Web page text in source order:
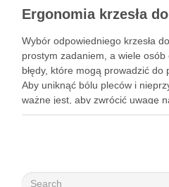
Wybór odpowiedniego krzesła
prostym zadaniem, a wiele osób
błędy, które mogą prowadzić do
Aby uniknąć bólu pleców i
ważne jest, aby zwrócić uwagę
takie jak regulacja wysokości,